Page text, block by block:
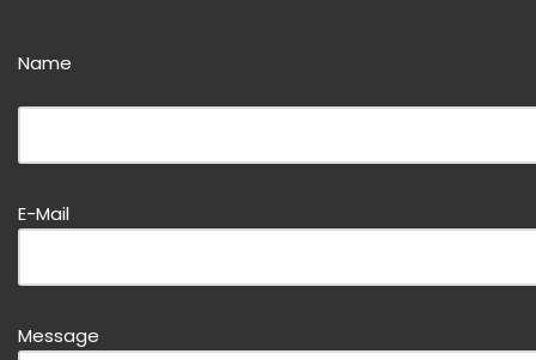
Name
Bitte dieses Feld leer lassen!
Bitte dieses Feld leer lassen!
E-Mail
Message